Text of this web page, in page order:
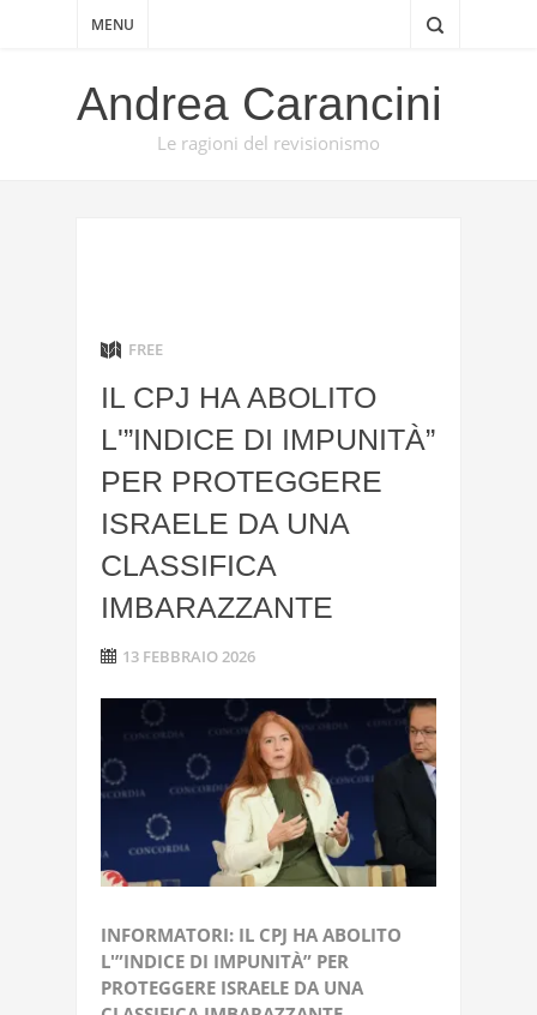
MENU
Andrea Carancini
Le ragioni del revisionismo
FREE
IL CPJ HA ABOLITO
L'”INDICE DI IMPUNITÀ”
PER PROTEGGERE
ISRAELE DA UNA
CLASSIFICA
IMBARAZZANTE
13 FEBBRAIO 2026
INFORMATORI: IL CPJ HA ABOLITO
L'”INDICE DI IMPUNITÀ” PER
PROTEGGERE ISRAELE DA UNA